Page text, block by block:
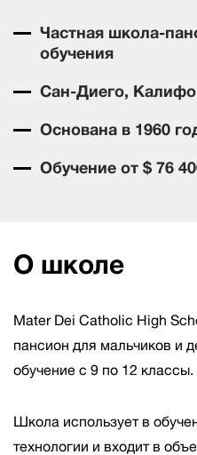
Частная школа-
обучения
Сан-Диего,
Основана в 1960
Обучение от $ 76
О школе
Mater Dei Catholic High
пансион для мальчиков и
обучение с 9 по 12 классы.
Школа использует в
технологии и входит в